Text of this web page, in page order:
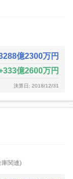
億2300万円
333億2600万円
決算日: 2018/12/31
庫関連)